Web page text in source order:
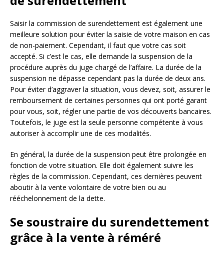
Saisir la commission de surendettement est également une
meilleure solution pour éviter la saisie de votre maison en cas
de non-paiement. Cependant, il faut que votre cas soit
accepté. Si c’est le cas, elle demande la suspension de la
procédure auprès du juge chargé de l’affaire. La durée de la
suspension ne dépasse cependant pas la durée de deux ans.
Pour éviter d’aggraver la situation, vous devez, soit, assurer le
remboursement de certaines personnes qui ont porté garant
pour vous, soit, régler une partie de vos découverts bancaires.
Toutefois, le juge est la seule personne compétente à vous
autoriser à accomplir une de ces modalités.
En général, la durée de la suspension peut être prolongée en
fonction de votre situation. Elle doit également suivre les
règles de la commission. Cependant, ces dernières peuvent
aboutir à la vente volontaire de votre bien ou au
rééchelonnement de la dette.
Se soustraire du surendettement
grâce à la vente à réméré